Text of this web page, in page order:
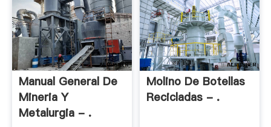
Manual General De
Mineria Y
Metalurgia - .
Molino De Botellas
Recicladas - .